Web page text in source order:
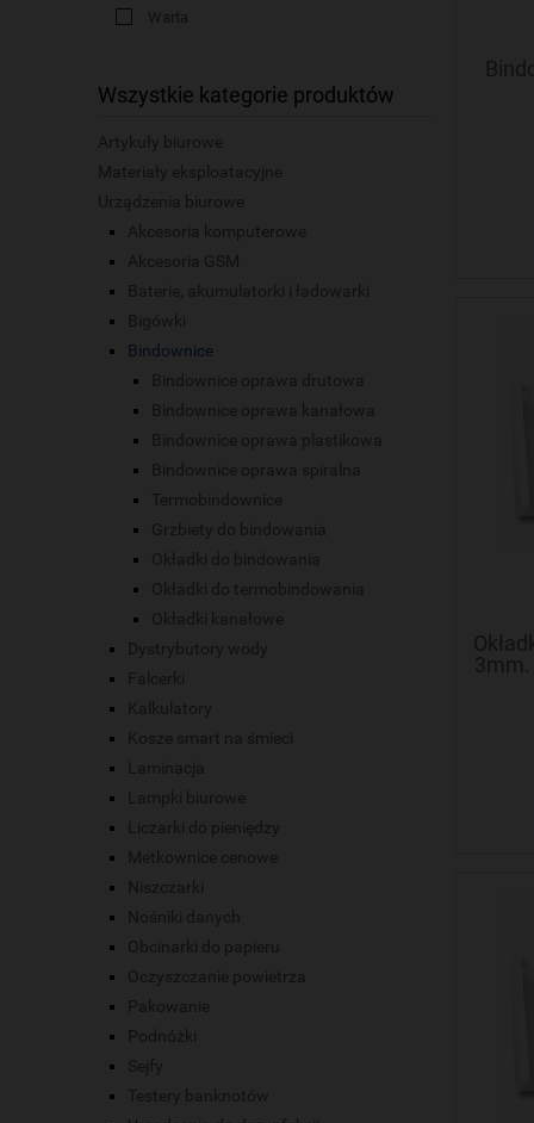
Warta
Wszystkie kategorie produktów
Artykuły biurowe
Materiały eksploatacyjne
Urządzenia biurowe
Akcesoria komputerowe
Akcesoria GSM
Baterie, akumulatorki i ładowarki
Bigówki
Bindownice
Bindownice oprawa drutowa
Bindownice oprawa kanałowa
Bindownice oprawa plastikowa
Bindownice oprawa spiralna
Termobindownice
Grzbiety do bindowania
Okładki do bindowania
Okładki do termobindowania
Okładki kanałowe
Dystrybutory wody
Falcerki
Kalkulatory
Kosze smart na śmieci
Laminacja
Lampki biurowe
Liczarki do pieniędzy
Metkownice cenowe
Niszczarki
Nośniki danych
Obcinarki do papieru
Oczyszczanie powietrza
Pakowanie
Podnóżki
Sejfy
Testery banknotów